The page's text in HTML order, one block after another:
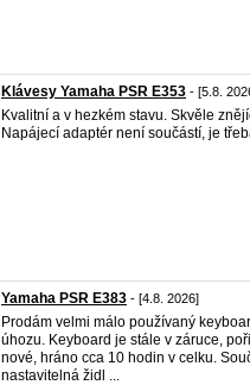
Klávesy Yamaha PSR E353 - [5.8.
Kvalitní a v hezkém stavu. Skvěle
Napájecí adaptér není součástí, je
Yamaha PSR E383 - [4.8. 2026]
Prodám velmi málo používaný
úhozu. Keyboard je stále v záruce,
nové, hráno cca 10 hodin v celku.
nastavitelná židl ...